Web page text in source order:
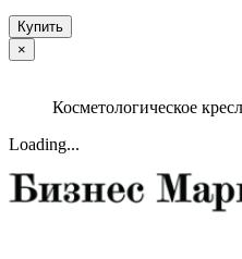
Купить
×
Косметологическое
Loading...